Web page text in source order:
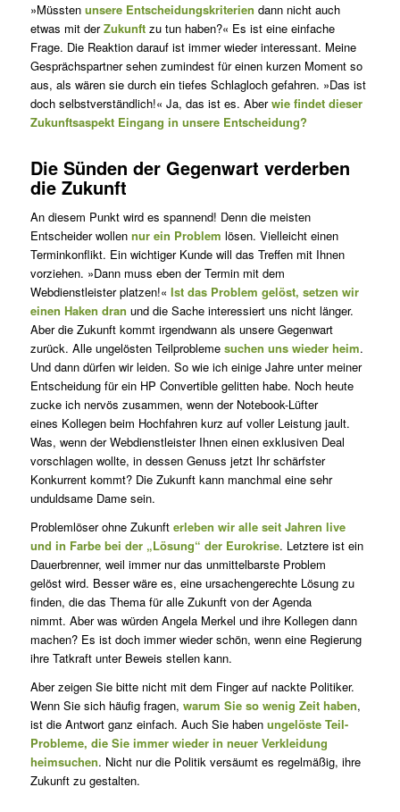
»Müssten unsere Entscheidungskriterien dann nicht auch
etwas mit derZukunftzu tun haben?« Es ist eine einfache
Frage. Die Reaktion darauf ist immer wieder interessant. Meine
Gesprächspartner sehen zumindest für einen kurzen Moment so
aus, als wären sie durch ein tiefes Schlagloch gefahren. »Das ist
doch selbstverständlich!« Ja, das ist es. Aberwie findet dieser
Zukunftsaspekt Eingang in unsere Entscheidung?
Die Sünden der Gegenwart verderben
die Zukunft
An diesem Punkt wird es spannend! Denn die meisten
Entscheider wollen nur ein Problem lösen. Vielleicht einen
Terminkonflikt. Ein wichtiger Kunde will das Treffen mit Ihnen
vorziehen. »Dann muss eben der Termin mit dem
Webdienstleister platzen!« Ist das Problem gelöst, setzen wir
einen Haken dran und die Sache interessiert uns nicht länger.
Aber die Zukunft kommt irgendwann als unsere Gegenwart
zurück. Alle ungelösten Teilprobleme suchen uns wieder heim.
Und dann dürfen wir leiden. So wie ich einige Jahre unter meiner
Entscheidung für ein HP Convertible gelitten habe. Noch heute
zucke ich nervös zusammen, wenn der Notebook-Lüfter
eines Kollegen beim Hochfahren kurz auf voller Leistung jault.
Was, wenn der Webdienstleister Ihnen einen exklusiven Deal
vorschlagen wollte, in dessen Genuss jetzt Ihr schärfster
Konkurrent kommt? Die Zukunft kann manchmal eine sehr
unduldsame Dame sein.
Problemlöser ohne Zukunft erleben wir alle seit Jahren live
und in Farbe bei der „Lösung“ der Eurokrise. Letztere ist ein
Dauerbrenner, weil immer nur das unmittelbarste Problem
gelöst wird. Besser wäre es, eine ursachengerechte Lösung zu
finden, die das Thema für alle Zukunft von der Agenda
nimmt. Aber was würden Angela Merkel und ihre Kollegen dann
machen? Es ist doch immer wieder schön, wenn eine Regierung
ihre Tatkraft unter Beweis stellen kann.
Aber zeigen Sie bitte nicht mit dem Finger auf nackte Politiker.
Wenn Sie sich häufig fragen, warum Sie so wenig Zeit haben,
ist die Antwort ganz einfach. Auch Sie haben ungelöste Teil-
Probleme, die Sie immer wieder in neuer Verkleidung
heimsuchen. Nicht nur die Politik versäumt es regelmäßig, ihre
Zukunft zu gestalten.